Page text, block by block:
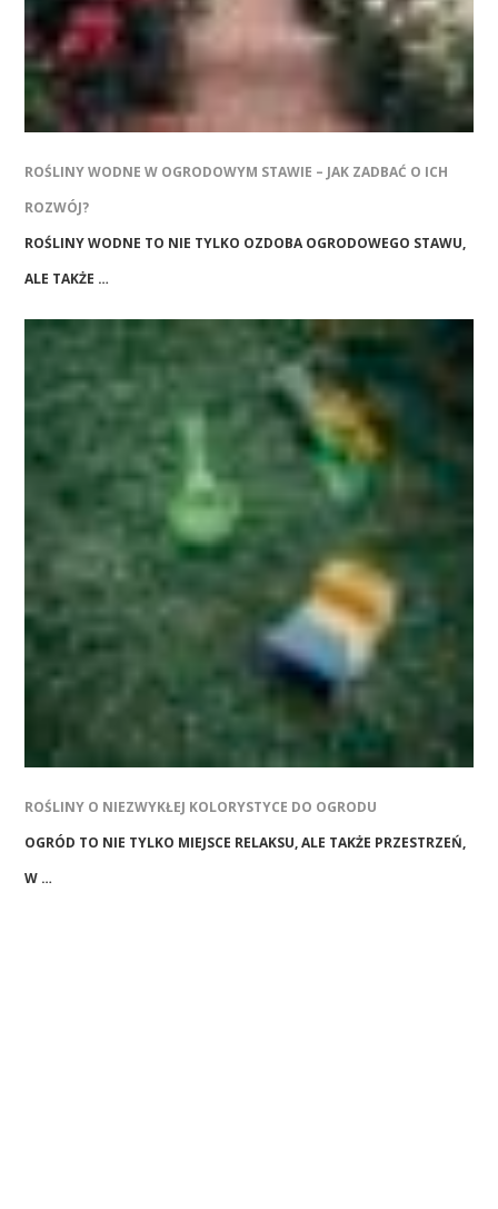
ROŚLINY WODNE W OGRODOWYM STAWIE – JAK ZADBAĆ O ICH
ROZWÓJ?
ROŚLINY WODNE TO NIE TYLKO OZDOBA OGRODOWEGO STAWU,
ALE TAKŻE …
ROŚLINY O NIEZWYKŁEJ KOLORYSTYCE DO OGRODU
OGRÓD TO NIE TYLKO MIEJSCE RELAKSU, ALE TAKŻE PRZESTRZEŃ,
W …